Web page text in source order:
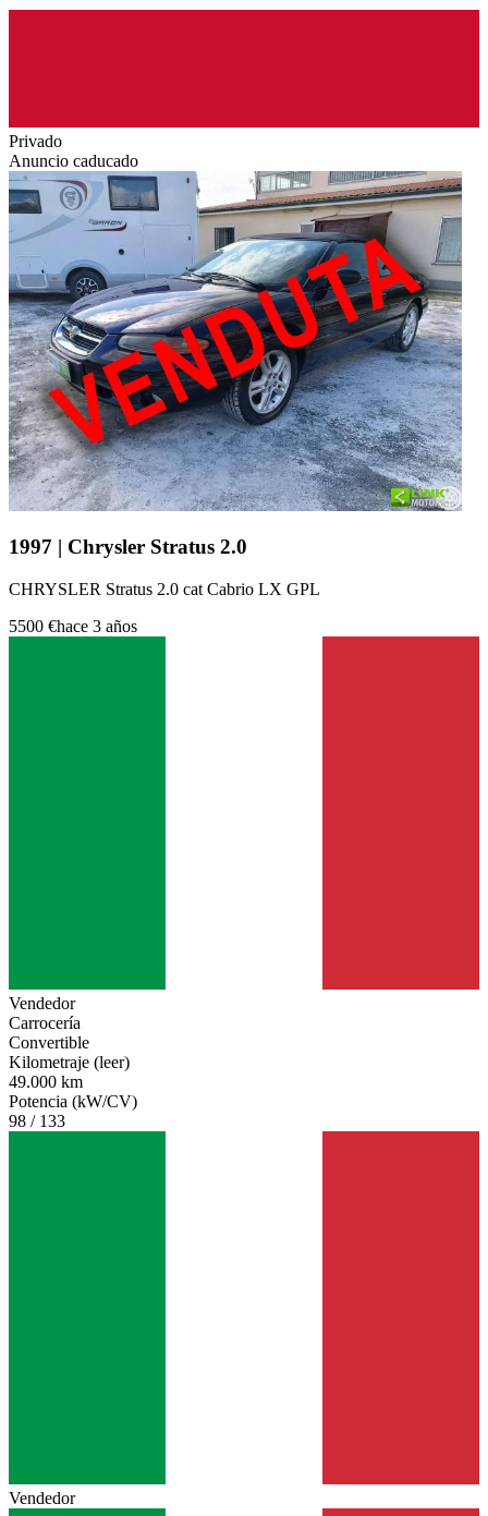
Privado
Anuncio caducado
1997 | Chrysler Stratus 2.0
CHRYSLER Stratus 2.0 cat Cabrio LX GPL
5500 €hace 3 años
Vendedor
Carrocería
Convertible
Kilometraje (leer)
49.000 km
Potencia (kW/CV)
98 / 133
Vendedor